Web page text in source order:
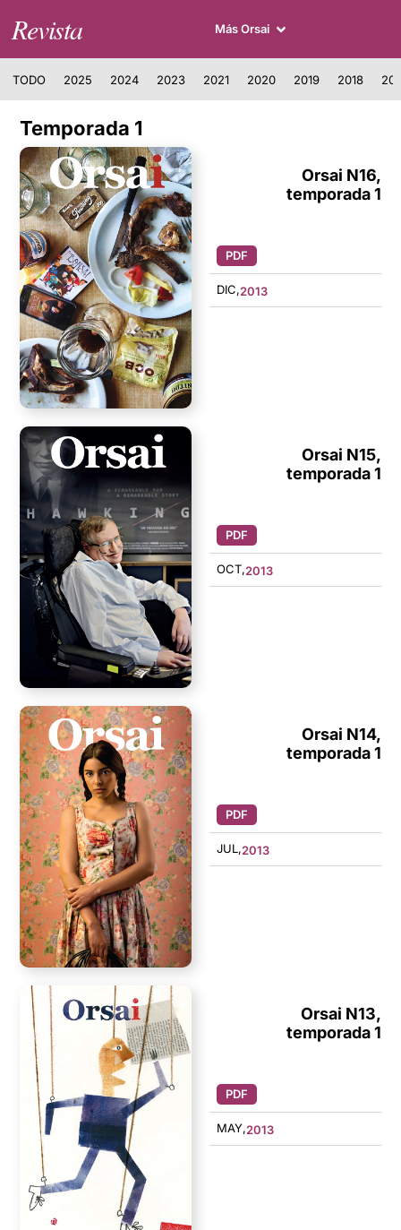
Revista Más Orsai
TODO 2025 2024 2023 2021 2020 2019 2018
Temporada 1
Orsai N16,
temporada 1
PDF
DIC,2013
Orsai N15,
temporada 1
PDF
OCT,2013
Orsai N14,
temporada 1
PDF
JUL,2013
Orsai N13,
temporada 1
PDF
MAY,2013